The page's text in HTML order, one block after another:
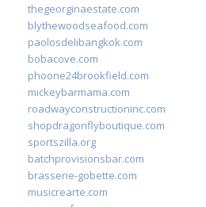
thegeorginaestate.com
blythewoodseafood.com
paolosdelibangkok.com
bobacove.com
phoone24brookfield.com
mickeybarmama.com
roadwayconstructioninc.com
shopdragonflyboutique.com
sportszilla.org
batchprovisionsbar.com
brasserie-gobette.com
musicrearte.com